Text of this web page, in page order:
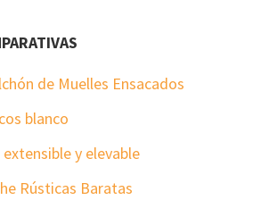
de Muelles Ensacados
blanco
y elevable
Rústicas Baratas